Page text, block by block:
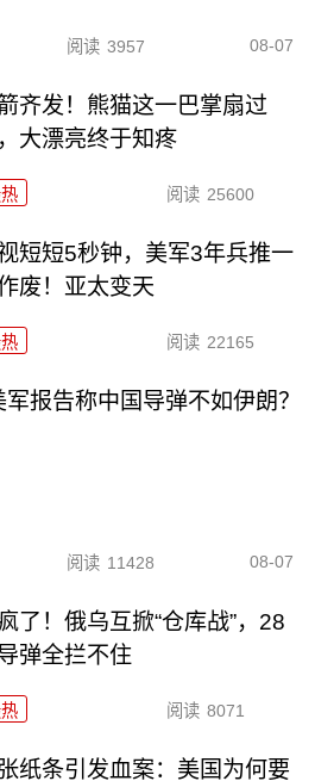
阅读 3957 08-07
齐发！熊猫这一巴掌扇过
大漂亮终于知疼
阅读 25600
短短5秒钟，美军3年兵推一
废！亚太变天
阅读 22165
报告称中国导弹不如伊朗？
阅读 11428 08-07
了！俄乌互掀“仓库战”，28
弹全拦不住
阅读 8071
纸条引发血案：美国为何要